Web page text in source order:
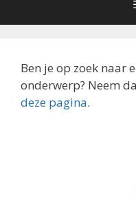
Ben je op zoek naar
onderwerp? Neem
deze pagina.